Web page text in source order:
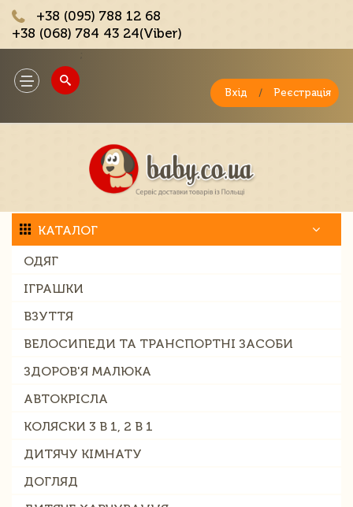
+38 (095) 788 12 68
+38 (068) 784 43 24(Viber)
Toggle
navigation
Вхід / Реєстрація
КАТАЛОГ
ОДЯГ
ІГРАШКИ
ВЗУТТЯ
ВЕЛОСИПЕДИ ТА ТРАНСПОРТНІ ЗАСОБИ
ЗДОРОВ'Я МАЛЮКА
АВТОКРІСЛА
КОЛЯСКИ 3 В 1, 2 В 1
ДИТЯЧУ КІМНАТУ
ДОГЛЯД